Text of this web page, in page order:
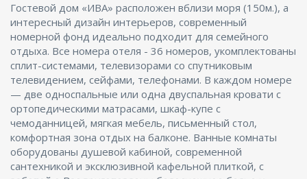
Гостевой дом «ИВА» расположен вблизи моря (150м.), а
интересный дизайн интерьеров, современный
номерной фонд идеально подходит для семейного
отдыха. Все номера отеля - 36 номеров, укомплектованы
сплит-системами, телевизорами со спутниковым
телевидением, сейфами, телефонами. В каждом номере
— две односпальные или одна двуспальная кровати с
ортопедическими матрасами, шкаф-купе с
чемоданницей, мягкая мебель, письменный стол,
комфортная зона отдых на балконе. Ванные комнаты
оборудованы душевой кабиной, современной
сантехникой и эксклюзивной кафельной плиткой, с